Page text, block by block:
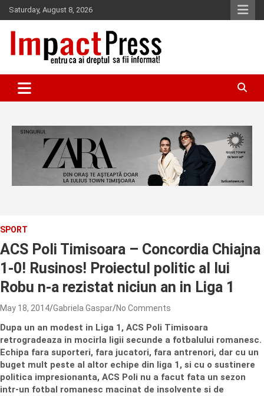
Skip
to
content
Saturday, August 8, 2026
IMPACTPRESS
SPORT
ACS Poli Timisoara – Concordia Chiajna
1-0! Rusinos! Proiectul politic al lui
Robu n-a rezistat niciun an in Liga 1
May 18, 2014 Gabriela Gaspar No Comments
Dupa un an modest in Liga 1, ACS Poli Timisoara
retrogradeaza in mocirla ligii secunde a fotbalului romanesc.
Echipa fara suporteri, fara jucatori, fara antrenori, dar cu un
buget mult peste al altor echipe din liga 1, si cu o sustinere
politica impresionanta, ACS Poli nu a facut fata un sezon
intr-un fotbal romanesc macinat de insolvente si de